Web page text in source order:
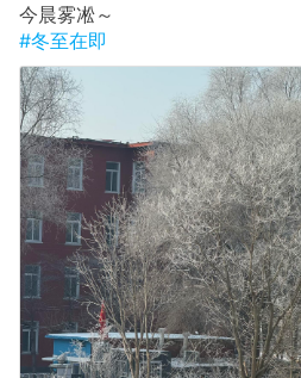
今晨雾凇～
#冬至在即